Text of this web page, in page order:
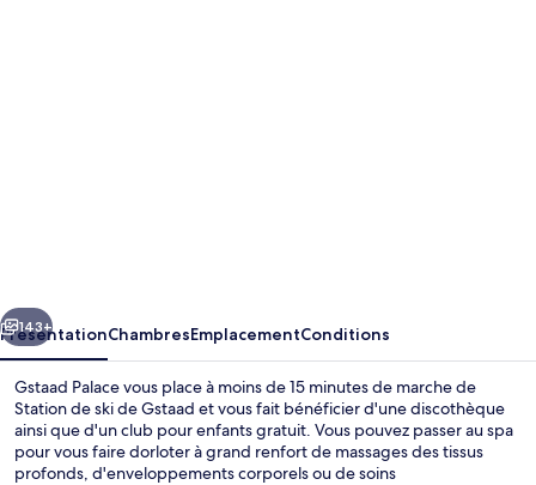
Suivant
143+
PrésentationChambresEmplacementConditions
Gstaad Palace vous place à moins de 15 minutes de marche de
Station de ski de Gstaad et vous fait bénéficier d'une discothèque
ainsi que d'un club pour enfants gratuit. Vous pouvez passer au spa
pour vous faire dorloter à grand renfort de massages des tissus
profonds, d'enveloppements corporels ou de soins